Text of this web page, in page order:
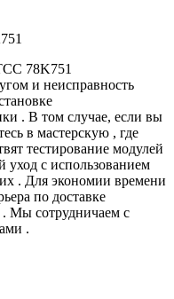
78K751
и неисправность
. В том случае, если вы
в мастерскую , где
тестирование модулей
с использованием
. Для экономии времени
по доставке
. Мы сотрудничаем с
.